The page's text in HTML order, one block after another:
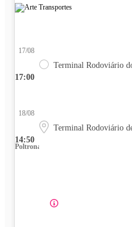
17:00
17/08
Terminal Rodoviário
14:50
18/08
Terminal Rodoviário
Poltrona